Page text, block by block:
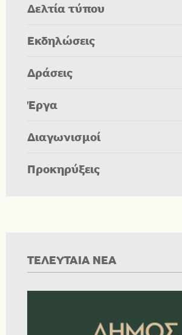
Δελτία τύπου
Εκδηλώσεις
Δράσεις
Έργα
Διαγωνισμοί
Προκηρύξεις
ΤΕΛΕΥΤΑΙΑ ΝΕΑ